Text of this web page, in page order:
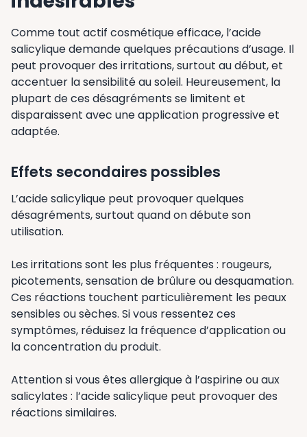
Comme tout actif cosmétique efficace, l’acide
salicylique demande quelques précautions d’usage. Il
peut provoquer des irritations, surtout au début, et
accentuer la sensibilité au soleil. Heureusement, la
plupart de ces désagréments se limitent et
disparaissent avec une application progressive et
adaptée.
Effets secondaires possibles
L’acide salicylique peut provoquer quelques
désagréments, surtout quand on débute son
utilisation.
Les irritations sont les plus fréquentes : rougeurs,
picotements, sensation de brûlure ou desquamation.
Ces réactions touchent particulièrement les peaux
sensibles ou sèches. Si vous ressentez ces
symptômes, réduisez la fréquence d’application ou
la concentration du produit.
Attention si vous êtes allergique à l’aspirine ou aux
salicylates : l’acide salicylique peut provoquer des
réactions similaires.